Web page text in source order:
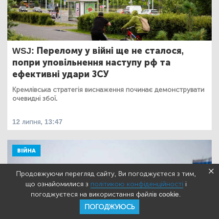
WSJ: Перелому у війні ще не сталося,
попри уповільнення наступу рф та
ефективні удари ЗСУ
Кремлівська стратегія виснаження починає демонструвати
очевидні збої.
12 липня, 13:47
ВІЙНА
Продовжуючи перегляд сайту, Ви погоджуєтеся з тим,
що ознайомилися з політикою конфіденційності і
погоджуєтеся на використання файлів cookie.
ПОГОДЖУЮСЬ